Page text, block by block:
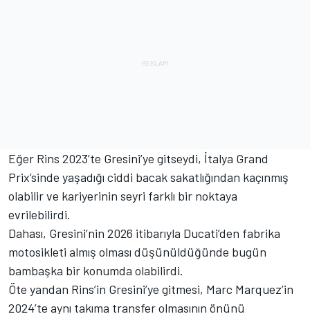
Eğer Rins 2023’te Gresini’ye gitseydi, İtalya Grand
Prix’sinde yaşadığı ciddi bacak sakatlığından kaçınmış
olabilir ve kariyerinin seyri farklı bir noktaya
evrilebilirdi.
Dahası, Gresini’nin 2026 itibarıyla Ducati’den fabrika
motosikleti almış olması düşünüldüğünde bugün
bambaşka bir konumda olabilirdi.
Öte yandan Rins’in Gresini’ye gitmesi, Marc Marquez’in
2024’te aynı takıma transfer olmasının önünü